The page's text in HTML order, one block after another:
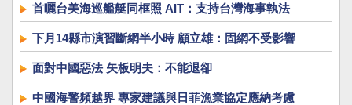
首曬台美海巡艦艇同框照 AIT：支持台灣海事執法
下月14縣市演習斷網半小時 顧立雄：固網不受影響
面對中國惡法 矢板明夫：不能退卻
中國海警頻越界 專家建議與日菲漁業協定應納考慮